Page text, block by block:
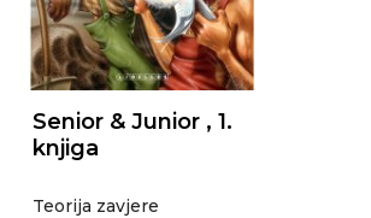
Senior & Junior , 1.
knjiga
Teorija zavjere